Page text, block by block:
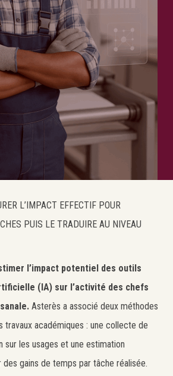
L’IMPACT EFFECTIF POUR
PUIS LE TRADUIRE AU NIVEAU
l’impact potentiel des outils
(IA) sur l’activité des chefs
Asterès a associé deux méthodes
travaux académiques : une collecte de
sur les usages et une estimation
gains de temps par tâche réalisée.